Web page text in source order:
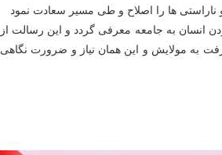
و ناراستی ها را اصلاح و طی مسیر سعادت نمود
انسان به جامعه معرفی گردد و این رسالت از
به مولایش و این همان نیاز و ضرورت نگاهی